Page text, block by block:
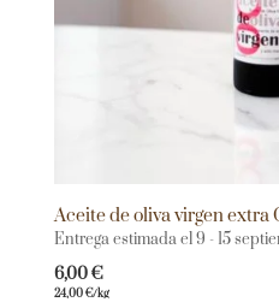
Aceite de oliva virgen extra
Entrega estimada el 9 - 15
6,00€
24,00€/kg